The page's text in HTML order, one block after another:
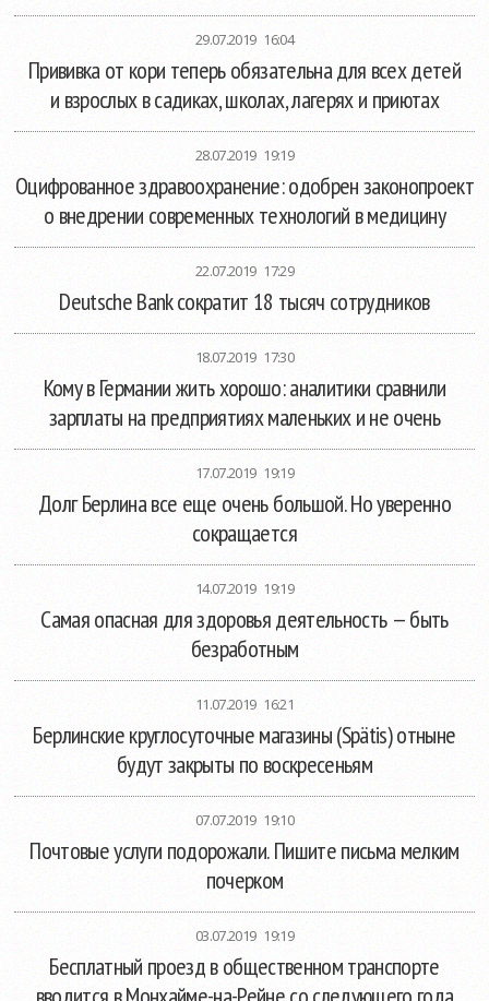
29.07.2019 16:04
Прививка от кори теперь обязательна для всех детей
и взрослых в садиках, школах, лагерях и приютах
28.07.2019 19:19
Оцифрованное здравоохранение: одобрен законопроект
о внедрении современных технологий в медицину
22.07.2019 17:29
Deutsche Bank сократит 18 тысяч сотрудников
18.07.2019 17:30
Кому в Германии жить хорошо: аналитики сравнили
зарплаты на предприятиях маленьких и не очень
17.07.2019 19:19
Долг Берлина все еще очень большой. Но уверенно
сокращается
14.07.2019 19:19
Самая опасная для здоровья деятельность — быть
безработным
11.07.2019 16:21
Берлинские круглосуточные магазины (Spätis) отныне
будут закрыты по воскресеньям
07.07.2019 19:10
Почтовые услуги подорожали. Пишите письма мелким
почерком
03.07.2019 19:19
Бесплатный проезд в общественном транспорте